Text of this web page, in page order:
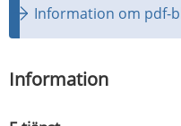
Information om pdf-
Information